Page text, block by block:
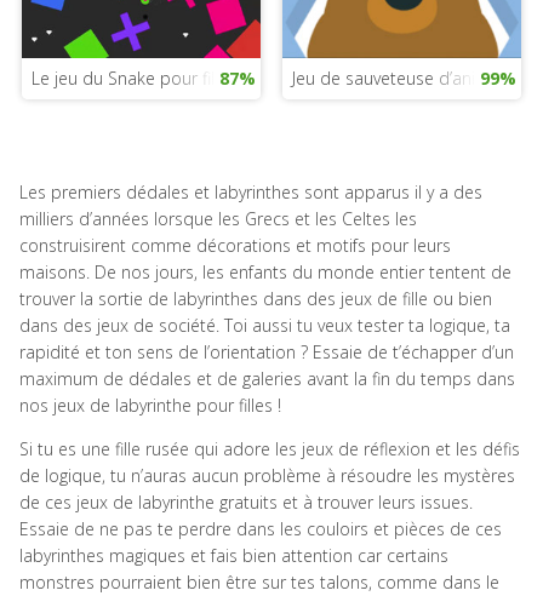
Le jeu du Snake pour filles87% Jeu de sauveteuse d’animaux
99%
Les premiers dédales et labyrinthes sont apparus il y a des
milliers d’années lorsque les Grecs et les Celtes les
construisirent comme décorations et motifs pour leurs
maisons. De nos jours, les enfants du monde entier tentent de
trouver la sortie de labyrinthes dans des jeux de fille ou bien
dans des jeux de société. Toi aussi tu veux tester ta logique, ta
rapidité et ton sens de l’orientation ? Essaie de t’échapper d’un
maximum de dédales et de galeries avant la fin du temps dans
nos jeux de labyrinthe pour filles !
Si tu es une fille rusée qui adore les jeux de réflexion et les défis
de logique, tu n’auras aucun problème à résoudre les mystères
de ces jeux de labyrinthe gratuits et à trouver leurs issues.
Essaie de ne pas te perdre dans les couloirs et pièces de ces
labyrinthes magiques et fais bien attention car certains
monstres pourraient bien être sur tes talons, comme dans le